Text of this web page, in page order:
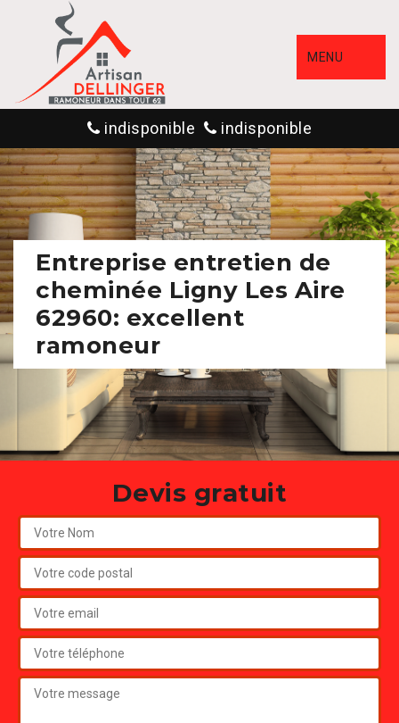
MENU
indisponible indisponible
Entreprise entretien de
cheminée Ligny Les Aire
62960: excellent
ramoneur
Devis gratuit